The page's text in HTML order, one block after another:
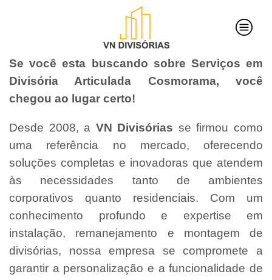
Se você esta buscando sobre Serviços em
Divisória Articulada Cosmorama, você
chegou ao lugar certo!
Desde 2008, a VN Divisórias se firmou como
uma referência no mercado, oferecendo
soluções completas e inovadoras que atendem
às necessidades tanto de ambientes
corporativos quanto residenciais. Com um
conhecimento profundo e expertise em
instalação, remanejamento e montagem de
divisórias, nossa empresa se compromete a
garantir a personalização e a funcionalidade de